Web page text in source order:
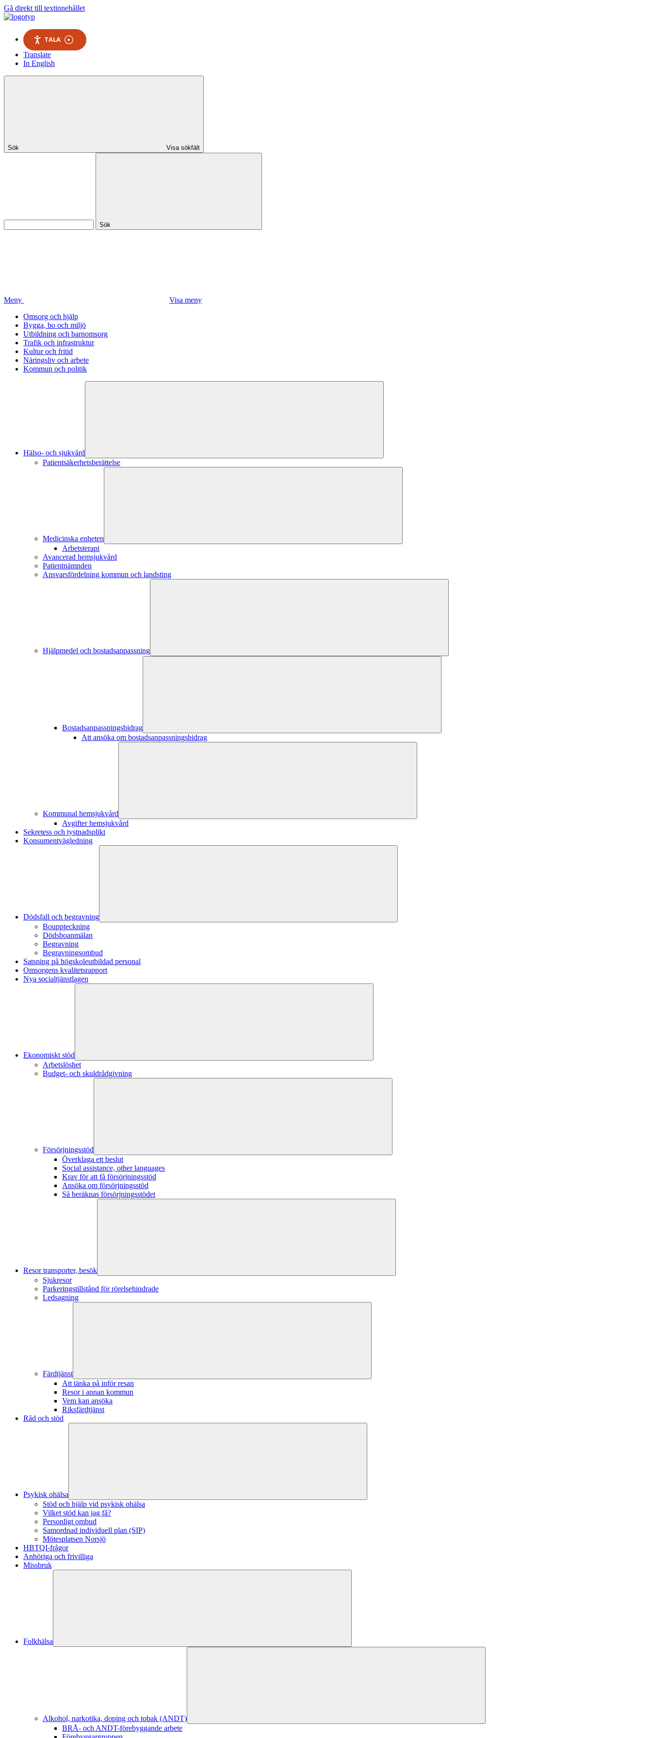
Gå direkt till textinnehållet
TALA
Translate
In English
Sök Visa sökfält
Sök
Meny
Visa meny
Omsorg och hjälp
Bygga, bo och miljö
Utbildning och barnomsorg
Trafik och infrastruktur
Kultur och fritid
Näringsliv och arbete
Kommun och politik
Hälso- och sjukvård
Patientsäkerhetsberättelse
Medicinska enheten
Arbetsterapi
Avancerad hemsjukvård
Patientnämnden
Ansvarsfördelning kommun och landsting
Hjälpmedel och bostadsanpassning
Bostadsanpassningsbidrag
Att ansöka om bostadsanpassningsbidrag
Kommunal hemsjukvård
Avgifter hemsjukvård
Sekretess och tystnadsplikt
Konsumentvägledning
Dödsfall och begravning
Bouppteckning
Dödsboanmälan
Begravning
Begravningsombud
Satsning på högskoleutbildad personal
Omsorgens kvalitetsrapport
Nya socialtjänstlagen
Ekonomiskt stöd
Arbetslöshet
Budget- och skuldrådgivning
Försörjningsstöd
Överklaga ett beslut
Social assistance, other languages
Krav för att få försörjningsstöd
Ansöka om försörjningsstöd
Så beräknas försörjningsstödet
Resor transporter, besök
Sjukresor
Parkeringstillstånd för rörelsehindrade
Ledsagning
Färdtjänst
Att tänka på inför resan
Resor i annan kommun
Vem kan ansöka
Riksfärdtjänst
Råd och stöd
Psykisk ohälsa
Stöd och hjälp vid psykisk ohälsa
Vilket stöd kan jag få?
Personligt ombud
Samordnad individuell plan (SIP)
Mötesplatsen Norsjö
HBTQI-frågor
Anhöriga och frivilliga
Missbruk
Folkhälsa
Alkohol, narkotika, doping och tobak (ANDT)
BRÅ- och ANDT-förebyggande arbete